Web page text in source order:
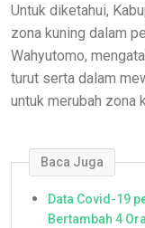
Untuk diketahui,
zona kuning dalam
Wahyutomo,
turut serta dalam
untuk merubah zona
Baca Juga
Data Covid-19
Bertambah 4